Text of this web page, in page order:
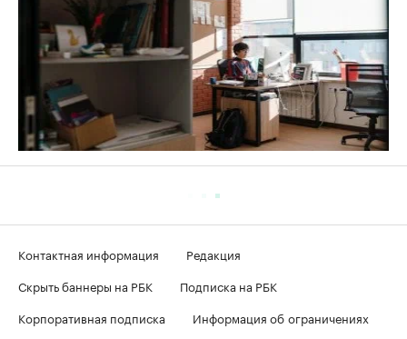
Контактная информация
Редакция
Скрыть баннеры на РБК
Подписка на РБК
Корпоративная подписка
Информация об ограничениях